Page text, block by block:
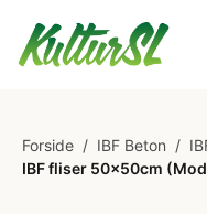
Forside / IBF Beton /
IBF fliser 50x50cm